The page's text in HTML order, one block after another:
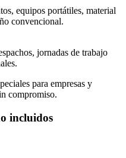
equipos portátiles, material
convencional.
jornadas de trabajo
para empresas y
compromiso.
incluidos